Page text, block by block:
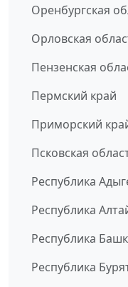
Оренбургская
Орловская
Пензенская
Пермский край
Приморский
Псковская
Республика
Республика
Республика
Республика